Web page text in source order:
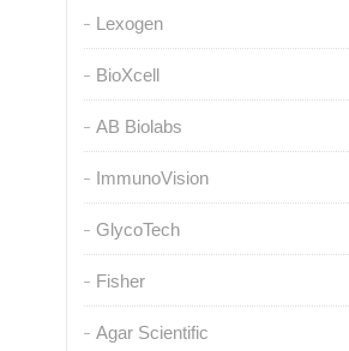
Lexogen
BioXcell
AB Biolabs
ImmunoVision
GlycoTech
Fisher
Agar Scientific